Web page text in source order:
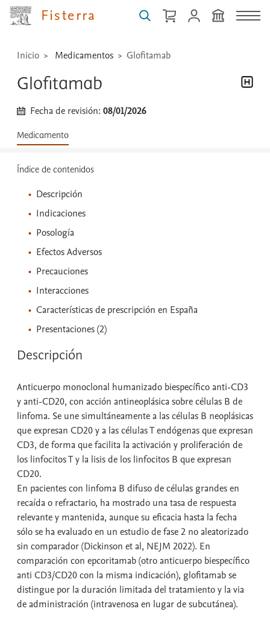
Fisterra
...
Inicio Medicamentos Glofitamab
Glofitamab
Fecha de revisión:08/01/2026
Medicamento
Índice de contenidos
Descripción
Indicaciones
Posología
Efectos Adversos
Precauciones
Interacciones
Características de prescripción en España
Presentaciones (2)
Descripción
Anticuerpo monoclonal humanizado biespecífico anti-CD3
y anti-CD20, con acción antineoplásica sobre células B de
linfoma. Se une simultáneamente a las células B neoplásicas
que expresan CD20 y a las células T endógenas que expresan
CD3, de forma que facilita la activación y proliferación de
los linfocitos T y la lisis de los linfocitos B que expresan
CD20.
En pacientes con linfoma B difuso de células grandes en
recaída o refractario, ha mostrado una tasa de respuesta
relevante y mantenida, aunque su eficacia hasta la fecha
sólo se ha evaluado en un estudio de fase 2 no aleatorizado
sin comparador (Dickinson et al, NEJM 2022). En
comparación con epcoritamab (otro anticuerpo biespecífico
anti CD3/CD20 con la misma indicación), glofitamab se
distingue por la duración limitada del tratamiento y la via
de administración (intravenosa en lugar de subcutánea).